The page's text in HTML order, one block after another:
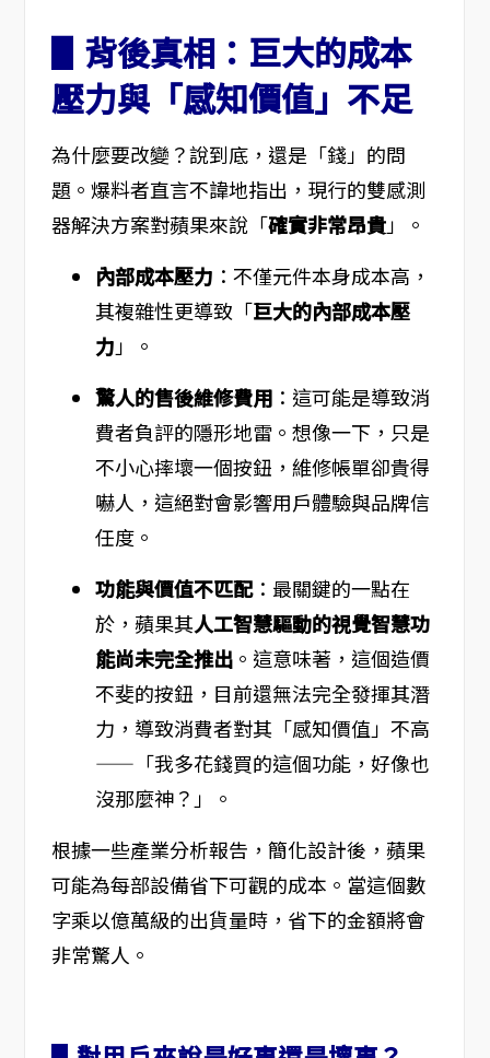
▋背後真相：巨大的成本
壓力與「感知價值」不足
為什麼要改變？說到底，還是「錢」的問
題。爆料者直言不諱地指出，現行的雙感測
器解決方案對蘋果來說「確實非常昂貴」。
內部成本壓力 ：不僅元件本身成本高，
其複雜性更導致「巨大的內部成本壓
力」。
驚人的售後維修費用：這可能是導致消
費者負評的隱形地雷。想像一下，只是
不小心摔壞一個按鈕，維修帳單卻貴得
嚇人，這絕對會影響用戶體驗與品牌信
任度。
功能與價值不匹配：最關鍵的一點在
於，蘋果其人工智慧驅動的視覺智慧功
能尚未完全推出。這意味著，這個造價
不斐的按鈕，目前還無法完全發揮其潛
力，導致消費者對其「感知價值」不高
——「我多花錢買的這個功能，好像也
沒那麼神？」。
根據一些產業分析報告，簡化設計後，蘋果
可能為每部設備省下可觀的成本。當這個數
字乘以億萬級的出貨量時，省下的金額將會
非常驚人。